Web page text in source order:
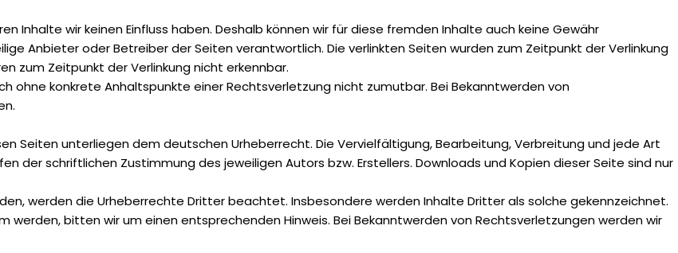
Inhalte wir keinen Einfluss haben. Deshalb können wir für diese fremden Inhalte auch keine Gewähr
Anbieter oder Betreiber der Seiten verantwortlich. Die verlinkten Seiten wurden zum Zeitpunkt der Verlinkung
zum Zeitpunkt der Verlinkung nicht erkennbar.
ohne konkrete Anhaltspunkte einer Rechtsverletzung nicht zumutbar. Bei Bekanntwerden von
Seiten unterliegen dem deutschen Urheberrecht. Die Vervielfältigung, Bearbeitung, Verbreitung und jede Art
der schriftlichen Zustimmung des jeweiligen Autors bzw. Erstellers. Downloads und Kopien dieser Seite sind nur
werden die Urheberrechte Dritter beachtet. Insbesondere werden Inhalte Dritter als solche gekennzeichnet.
bitten wir um einen entsprechenden Hinweis. Bei Bekanntwerden von Rechtsverletzungen werden wir